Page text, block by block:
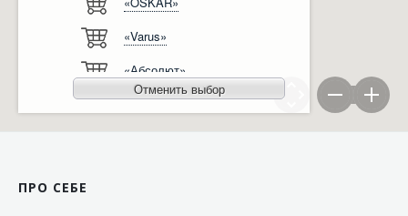
«Varus»
«Абсолют»
«Агро-Овен»
Отменить выбор
ПРО СЕБЕ